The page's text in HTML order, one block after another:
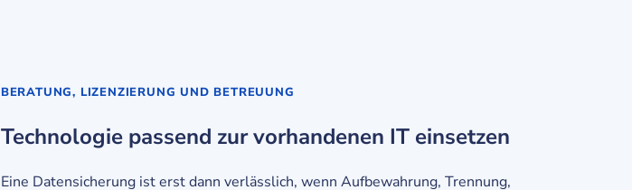
BERATUNG, LIZENZIERUNG UND BETREUUNG
Technologie passend zur vorhandenen IT einsetzen
Eine Datensicherung ist erst dann verlässlich, wenn Aufbewahrung, Trennung,